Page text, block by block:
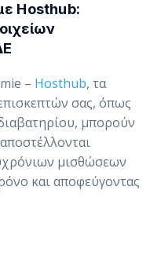
Hosthub:
– Hosthub, τα
σας, όπως
μπορούν
μισθώσεων
και αποφεύγοντας